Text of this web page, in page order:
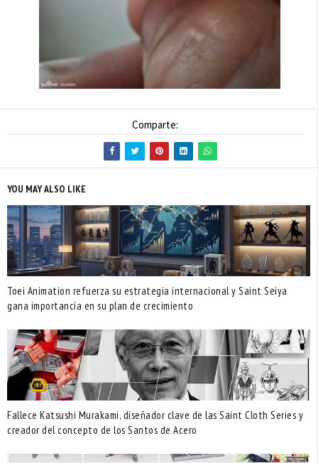
Comparte:
YOU MAY ALSO LIKE
Toei Animation refuerza su estrategia internacional y Saint Seiya
gana importancia en su plan de crecimiento
Fallece Katsushi Murakami, diseñador clave de las Saint Cloth Series y
creador del concepto de los Santos de Acero